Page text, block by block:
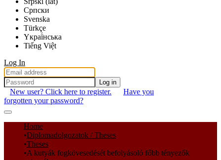
Српски
Svenska
Türkçe
Yкраї́нська
Tiếng Việt
Log In
Log in
New user? Click here to register.
Have you
forgotten your password?
Communities & Collections
All of DSpace
Statistics
Home
Diplomadolgozatok / Theses
Theses
A kutyák fogkövesedését befolyásoló főbb tényezők